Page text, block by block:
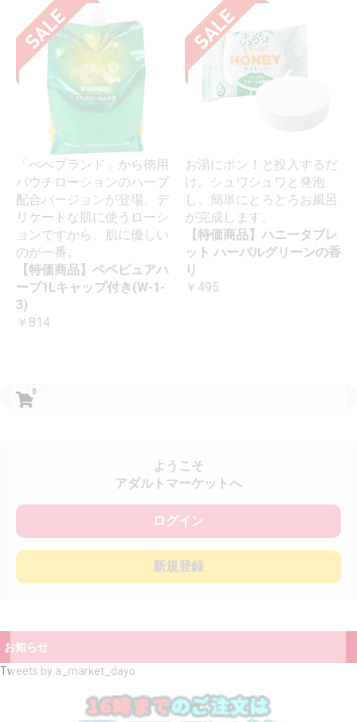
0
ようこそ
アダルトマーケットへ
ログイン
新規登録
お知らせ
Tweets by a_market_dayo
「ぺぺブランド」から徳用
パウチローションのハーブ
配合バージョンが登場。デ
リケートな肌に使うローシ
ョンですから、肌に優しい
のが一番。
【特価商品】ペペピュアハ
ーブ1Lキャップ付き(W-1-
3)
￥814
お湯にポン！と投入するだ
け。シュワシュワと発泡
し、簡単にとろとろお風呂
が完成します。
【特価商品】ハニータブレ
ット ハーバルグリーンの香
り
￥495